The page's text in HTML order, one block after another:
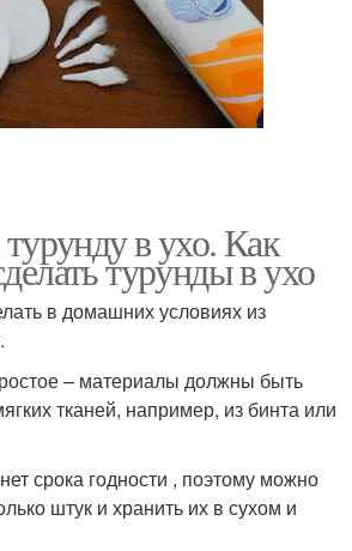
в ухо. Как
турунды в ухо
в домашних условиях из
– материалы должны быть
тканей, например, из бинта или
срока годности , поэтому можно
штук и хранить их в сухом и